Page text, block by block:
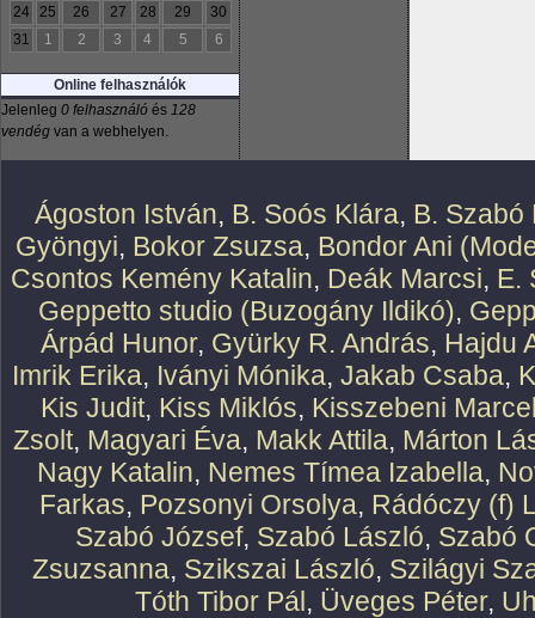
24
25 26 27 28 29
30
31
1 2 3 4 5 6
Online felhasználók
Jelenleg 0 felhasználó és 128
vendég van a webhelyen.
Ágoston István, B. Soós Klára, B. Szabó
Gyöngyi, Bokor Zsuzsa, Bondor Ani
Csontos Kemény Katalin, Deák Marcsi, E.
Geppetto studio (Buzogány Ildikó),
Árpád Hunor, Gyürky R. András, Hajdu
Imrik Erika, Iványi Mónika, Jakab Csaba,
Kis Judit, Kiss Miklós, Kisszebeni
Zsolt, Magyari Éva, Makk Attila, Márton
Nagy Katalin, Nemes Tímea Izabella,
Farkas, Pozsonyi Orsolya, Rádóczy (f)
Szabó József, Szabó László, Szabó
Zsuzsanna, Szikszai László, Szilágyi
Tóth Tibor Pál, Üveges Péter,